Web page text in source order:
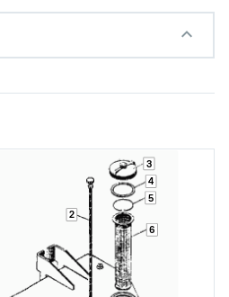
2
3
4
5
6